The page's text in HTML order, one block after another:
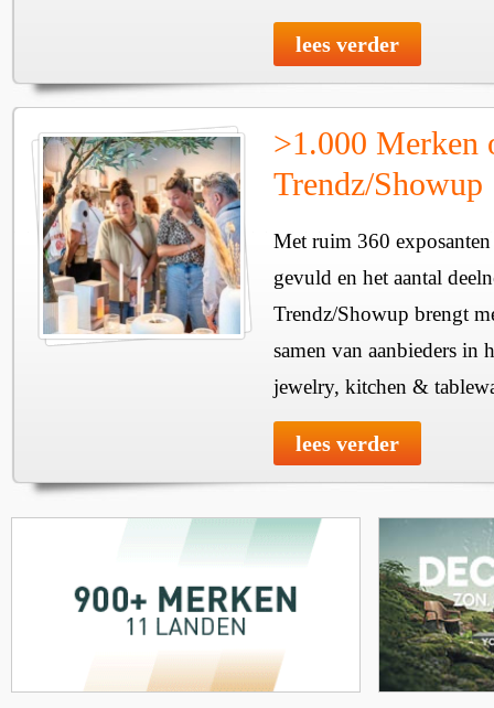
lees verder
>1.000 Merken
Trendz/Showup
Met ruim 360
gevuld en het aantal
Trendz/Showup brengt
samen van aanbieders in
jewelry, kitchen &
lees verder